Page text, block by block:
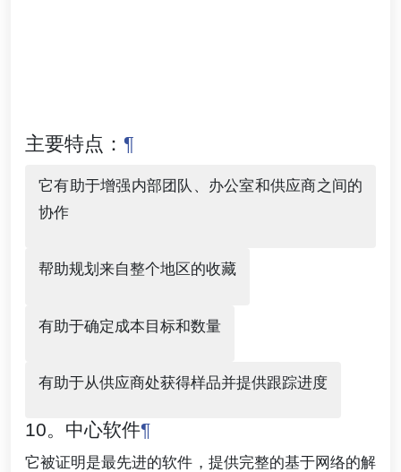
主要特点： ¶
它有助于增强内部团队、办公室和供应商之间的
协作
帮助规划来自整个地区的收藏
有助于确定成本目标和数量
有助于从供应商处获得样品并提供跟踪进度
10。中心软件¶
它被证明是最先进的软件，提供完整的基于网络的解